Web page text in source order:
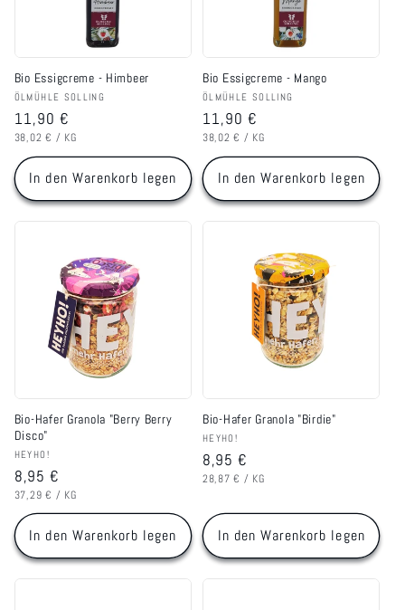
Bio Essigcreme - Himbeer
Anbieter:
ÖLMÜHLE SOLLING
Normaler
Preis
11,90 €
GRUNDPREIS
38,02 € / PRO
KG
In den Warenkorb legen
Bio Essigcreme - Mango
Anbieter:
ÖLMÜHLE SOLLING
Normaler
Preis
11,90 €
GRUNDPREIS
38,02 € / PRO
KG
In den Warenkorb legen
Bio-Hafer Granola "Berry Berry
Disco"
Anbieter:
HEYHO!
Normaler
Preis
8,95 €
GRUNDPREIS
37,29 € / PRO
KG
In den Warenkorb legen
Bio-Hafer Granola "Birdie"
Anbieter:
HEYHO!
Normaler
Preis
8,95 €
GRUNDPREIS
28,87 € / PRO
KG
In den Warenkorb legen